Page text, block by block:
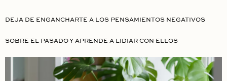
DEJA DE ENGANCHARTE A LOS PENSAMIENTOS NEGATIVOS
SOBRE EL PASADO Y APRENDE A LIDIAR CON ELLOS